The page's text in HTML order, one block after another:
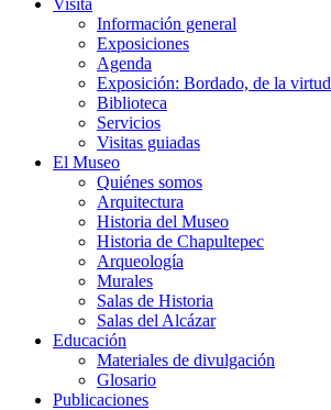
Visita
Información general
Exposiciones
Agenda
Exposición: Bordado, de la virtud
Biblioteca
Servicios
Visitas guiadas
El Museo
Quiénes somos
Arquitectura
Historia del Museo
Historia de Chapultepec
Arqueología
Murales
Salas de Historia
Salas del Alcázar
Educación
Materiales de divulgación
Glosario
Publicaciones